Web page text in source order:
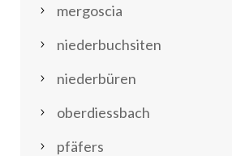
mergoscia
niederbuchsiten
niederbüren
oberdiessbach
pfäfers